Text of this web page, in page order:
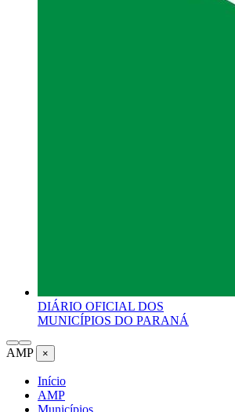
DIÁRIO OFICIAL DOS
MUNICÍPIOS DO PARANÁ
AMP ×
Início
AMP
Municípios